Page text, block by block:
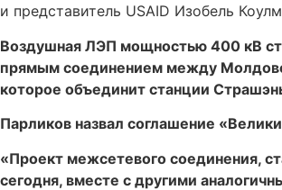
и представитель USAID Изобель
Воздушная ЛЭП мощностью 400 кВ
прямым соединением между
которое объединит станции
Парликов назвал соглашение
«Проект межсетевого соединения,
сегодня, вместе с другими